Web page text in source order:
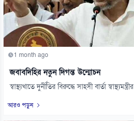
1 month ago
জবাবদিহির নতুন দিগন্ত উন্মোচন
স্বাস্থ্যখাতে দুর্নীতির বিরুদ্ধে সাহসী বার্তা স্বাস্থ্যমন্ত্রীর
আরও পড়ুন